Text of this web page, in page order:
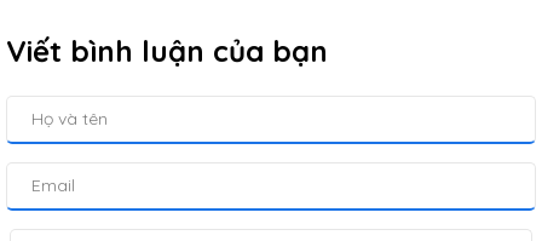
Viết bình luận của bạn